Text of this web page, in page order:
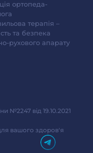
ортопеда-
терапія –
та безпека
рухового апарату
№2247 від 19.10.2021
вашого здоров'я